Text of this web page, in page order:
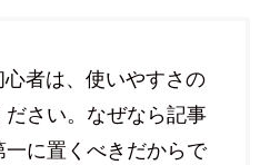
者は、使いやすさの
さい。なぜなら記事
に置くべきだからで